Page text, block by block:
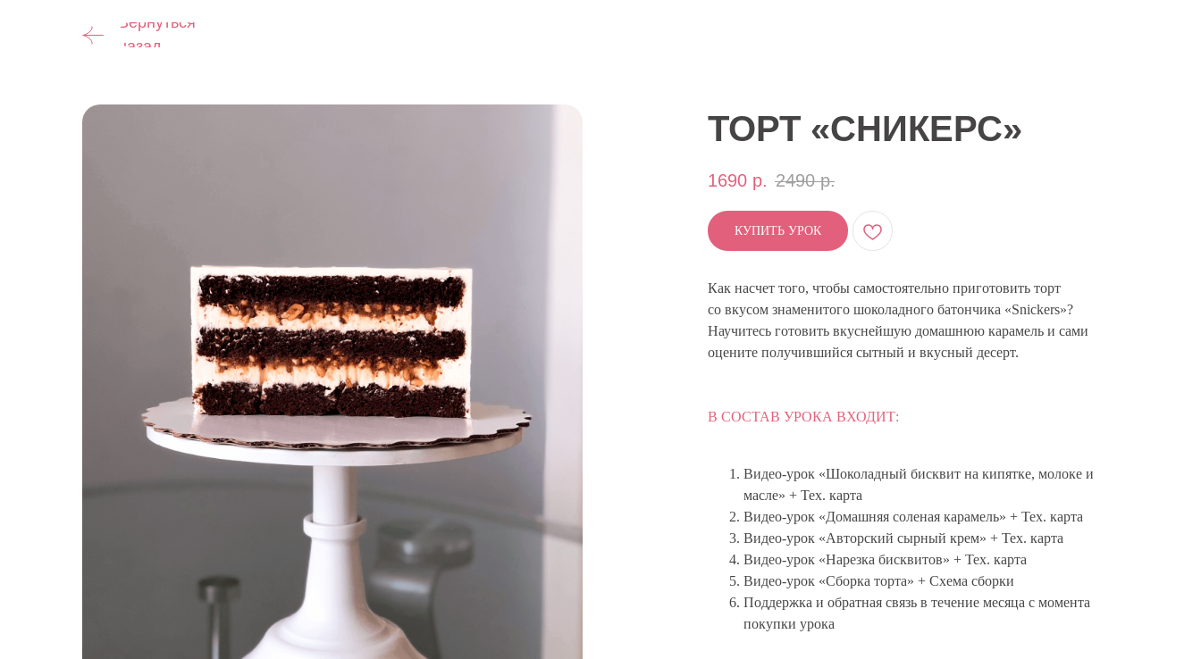
Вернуться
назад
ТОРТ «СНИКЕРС»
1690 р. 2490 р.
КУПИТЬ УРОК
Как насчет того, чтобы самостоятельно приготовить торт
со вкусом знаменитого шоколадного батончика «Snickers»?
Научитесь готовить вкуснейшую домашнюю карамель и сами
оцените получившийся сытный и вкусный десерт.
В СОСТАВ УРОКА ВХОДИТ:
Видео-урок «Шоколадный бисквит на кипятке, молоке и
масле» + Тех. карта
Видео-урок «Домашняя соленая карамель» + Тех. карта
Видео-урок «Авторский сырный крем» + Тех. карта
Видео-урок «Нарезка бисквитов» + Тех. карта
Видео-урок «Сборка торта» + Схема сборки
Поддержка и обратная связь в течение месяца с момента
покупки урока